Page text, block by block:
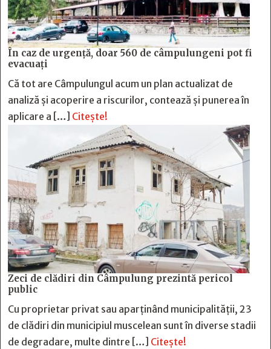
În caz de urgență, doar 560 de câmpulungeni pot fi
evacuați
Că tot are Câmpulungul acum un plan actualizat de
analiză și acoperire a riscurilor, contează și punerea în
aplicare a […] Citește!
Zeci de clădiri din Câmpulung prezintă pericol
public
Cu proprietar privat sau aparținând municipalității, 23
de clădiri din municipiul muscelean sunt în diverse stadii
de degradare, multe dintre […] Citește!